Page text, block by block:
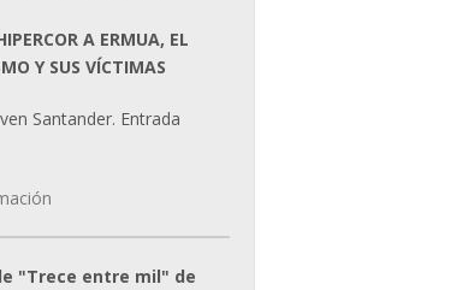
A ERMUA, EL
Y SUS VÍCTIMAS
Santander. Entrada
"Trece entre mil" de